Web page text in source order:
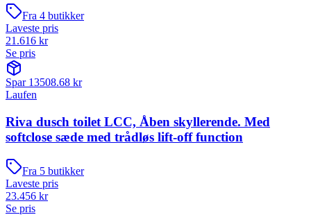
Fra 4 butikker
Laveste pris
21.616 kr
Se pris
Spar 13508.68 kr
Laufen
Riva dusch toilet LCC, Åben skyllerende. Med
softclose sæde med trådløs lift-off function
Fra 5 butikker
Laveste pris
23.456 kr
Se pris